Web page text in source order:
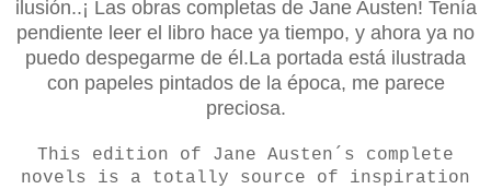
ilusión..¡ Las obras completas de Jane Austen! Tenía
pendiente leer el libro hace ya tiempo, y ahora ya no
puedo despegarme de él.La portada está ilustrada
con papeles pintados de la época, me parece
preciosa.
This edition of Jane Austen´s complete
novels is a totally source of inspiration